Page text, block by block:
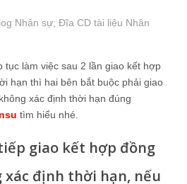
Nhân sự; Đĩa CD tài liệu Nhân
tục làm việc sau 2 lần giao kết hợp
hạn thì hai bên bắt buộc phải giao
xác định thời hạn đúng
tìm hiểu nhé.
giao kết hợp đồng
xác định thời hạn, nếu